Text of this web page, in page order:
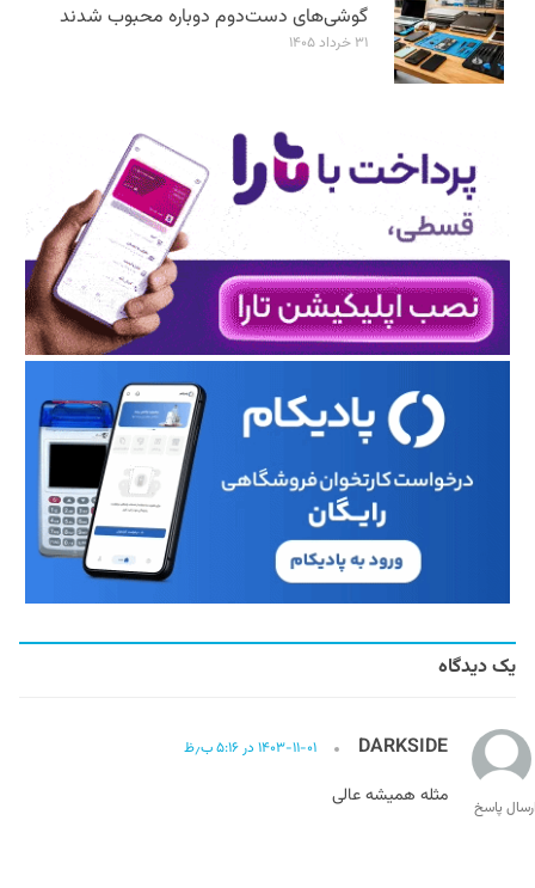
گوشی‌های دست‌دوم دوباره محبوب شدند
۳۱ خرداد ۱۴۰۵
یک دیدگاه
DARKSIDE ۱۴۰۳-۱۱-۰۱ در ۵:۱۶ ب٫ظ
مثله همیشه عالی پاسخ